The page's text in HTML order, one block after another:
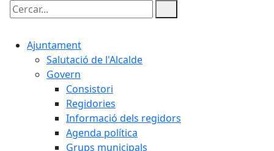
Cercar:
Ajuntament
Salutació de l'Alcalde
Govern
Consistori
Regidories
Informació dels regidors
Agenda política
Grups municipals